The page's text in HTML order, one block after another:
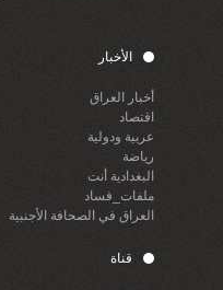
الأخبار
أخبار العراق
اقتصاد
عربية ودولية
رياضة
البغدادية أنت
ملفات_فساد
العراق في الصحافة الأجنبية
قناة